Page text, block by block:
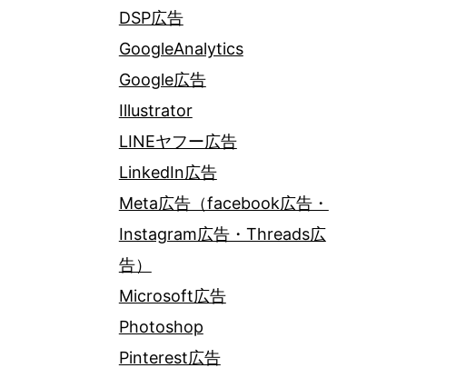
DSP広告
GoogleAnalytics
Google広告
Illustrator
LINEヤフー広告
LinkedIn広告
Meta広告（facebook広告・
Instagram広告・Threads広
告）
Microsoft広告
Photoshop
Pinterest広告